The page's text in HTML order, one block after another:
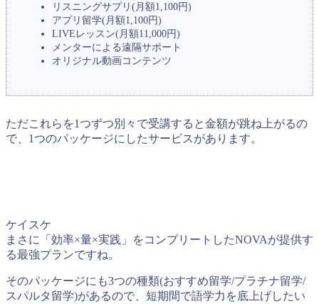
リスニングサプリ(月額1,100円)
アプリ留学(月額1,100円)
LIVEレッスン(月額11,000円)
メンターによる遠隔サポート
オリジナル動画コンテンツ
ただこれらを1つずつ別々で受講すると金額が跳ね上がるの
で、1つのパッケージにしたサービスがあります。
ケイスケ
まさに「効率×量×実践」をコンプリートしたNOVAが提供す
る最強プランですね。
そのパッケージにも3つの種類(おすすめ留学/プラチナ留学/
スパルタ留学)があるので、短期間で語学力を底上げしたい